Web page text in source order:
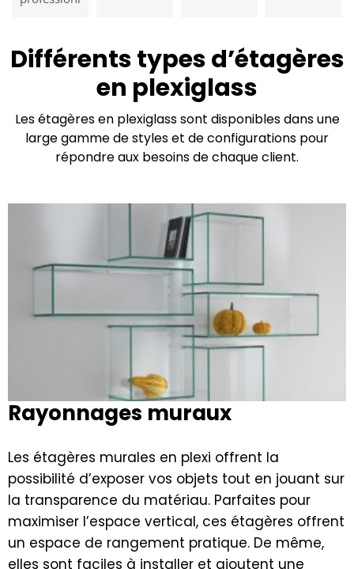
Différents types d’étagères
en plexiglass
Les étagères en plexiglass sont disponibles dans une
large gamme de styles et de configurations pour
répondre aux besoins de chaque client.
Rayonnages muraux
Les étagères murales en plexi offrent la
possibilité d’exposer vos objets tout en jouant sur
la transparence du matériau. Parfaites pour
maximiser l’espace vertical, ces étagères offrent
un espace de rangement pratique. De même,
elles sont faciles à installer et ajoutent une